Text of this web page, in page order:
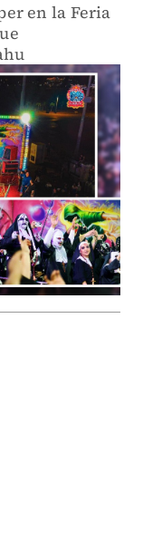
en la Feria